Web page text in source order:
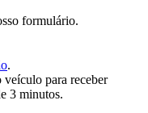
formulário.
.
veículo para receber
3 minutos.